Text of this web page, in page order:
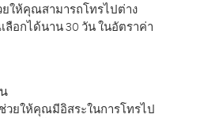
ยให้คุณสามารถโทรไปต่าง
อกได้นาน 30 วัน ในอัตราค่า
วยให้คุณมีอิสระในการโทรไป